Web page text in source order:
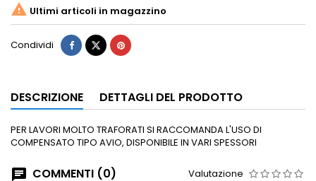
 Ultimi articoli in magazzino
Condividi
DESCRIZIONE DETTAGLI DEL PRODOTTO
PER LAVORI MOLTO TRAFORATI SI RACCOMANDA L'USO DI
COMPENSATO TIPO AVIO, DISPONIBILE IN VARI SPESSORI
COMMENTI (0) Valutazione